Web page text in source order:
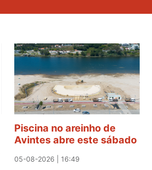
Piscina no areinho de
Avintes abre este sábado
05-08-2026 | 16:49